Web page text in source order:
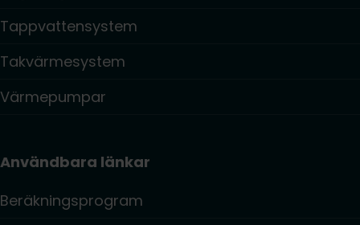
Tappvattensystem
Takvärmesystem
Värmepumpar
Användbara länkar
Beräkningsprogram